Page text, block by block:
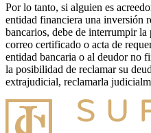
Por lo tanto, si alguien es
entidad financiera una inversión
bancarios, debe de interrumpir
correo certificado o acta de
entidad bancaria o al deudor no
la posibilidad de reclamar su
extrajudicial, reclamarla